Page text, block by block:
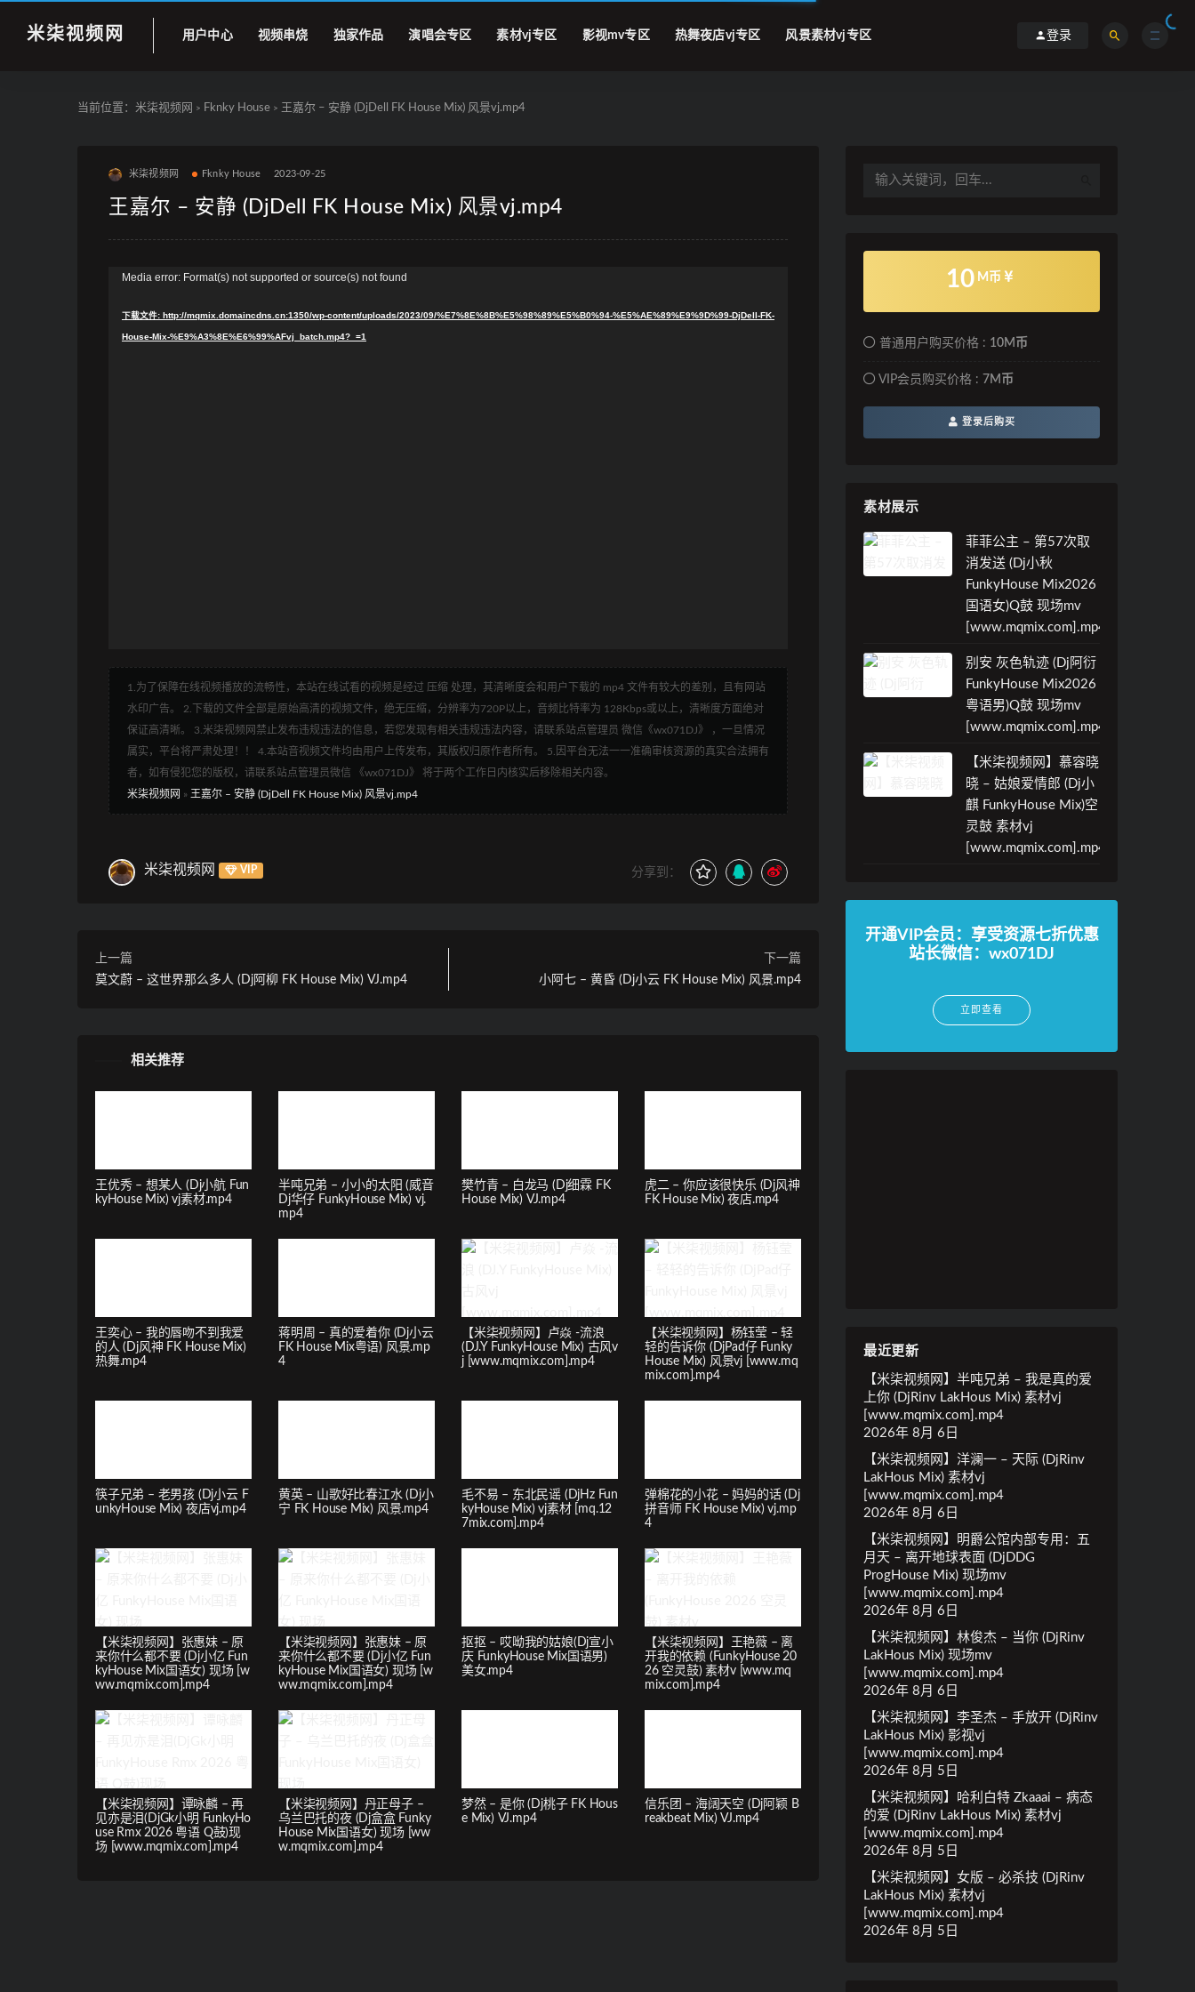
米柒视频网 用户中心 视频串烧 独家作品 演唱会专区 素材vj专区 影视mv专区 热舞夜店vj专区 风景素材vj专区 登录
当前位置： 米柒视频网 > Fknky House > 王嘉尔 – 安静 (DjDell FK House Mix) 风景vj.mp4
米柒视频网 Fknky House 2023-09-25
王嘉尔 – 安静 (DjDell FK House Mix) 风景vj.mp4
Media error: Format(s) not supported or source(s) not found
下载文件: http://mqmix.domaincdns.cn:1350/wp-content/uploads/2023/09/%E7%8E%8B%E5%98%89%E5%B0%94-%E5%AE%89%E9%9D%99-DjDell-FK-
House-Mix-%E9%A3%8E%E6%99%AFvj_batch.mp4?_=1
1.为了保障在线视频播放的流畅性，本站在线试看的视频是经过 压缩 处理，其清晰度会和用户下载的 mp4 文件有较大的差别，且有网站
水印广告。 2.下载的文件全部是原始高清的视频文件，绝无压缩，分辨率为720P以上，音频比特率为 128Kbps或以上，清晰度方面绝对
保证高清晰。 3.米柒视频网禁止发布违规违法的信息，若您发现有相关违规违法内容，请联系站点管理员 微信《wx071DJ》 ，一旦情况
属实，平台将严肃处理！！ 4.本站音视频文件均由用户上传发布，其版权归原作者所有。 5.因平台无法一一准确审核资源的真实合法拥有
者，如有侵犯您的版权，请联系站点管理员微信 《wx071DJ》 将于两个工作日内核实后移除相关内容。
米柒视频网 » 王嘉尔 – 安静 (DjDell FK House Mix) 风景vj.mp4
米柒视频网 VIP 分享到：
上一篇
莫文蔚 – 这世界那么多人 (Dj阿柳 FK House Mix) VJ.mp4
下一篇
小阿七 – 黄昏 (Dj小云 FK House Mix) 风景.mp4
相关推荐
王优秀 – 想某人 (Dj小航 Fun
kyHouse Mix) vj素材.mp4
半吨兄弟 – 小小的太阳 (威音
Dj华仔 FunkyHouse Mix) vj.
mp4
樊竹青 – 白龙马 (Dj细霖 FK
House Mix) VJ.mp4
虎二 – 你应该很快乐 (Dj风神
FK House Mix) 夜店.mp4
王奕心 – 我的唇吻不到我爱
的人 (Dj风神 FK House Mix)
热舞.mp4
蒋明周 – 真的爱着你 (Dj小云
FK House Mix粤语) 风景.mp
4
【米柒视频网】卢焱 -流浪
(DJ.Y FunkyHouse Mix) 古风v
j [www.mqmix.com].mp4
【米柒视频网】杨钰莹 – 轻
轻的告诉你 (DjPad仔 Funky
House Mix) 风景vj [www.mq
mix.com].mp4
筷子兄弟 – 老男孩 (Dj小云 F
unkyHouse Mix) 夜店vj.mp4
黄英 – 山歌好比春江水 (Dj小
宁 FK House Mix) 风景.mp4
毛不易 – 东北民谣 (DjHz Fun
kyHouse Mix) vj素材 [mq.12
7mix.com].mp4
弹棉花的小花 – 妈妈的话 (Dj
拼音师 FK House Mix) vj.mp
4
【米柒视频网】张惠妹 – 原
来你什么都不要 (Dj小亿 Fun
kyHouse Mix国语女) 现场 [w
ww.mqmix.com].mp4
【米柒视频网】张惠妹 – 原
来你什么都不要 (Dj小亿 Fun
kyHouse Mix国语女) 现场 [w
ww.mqmix.com].mp4
抠抠 – 哎呦我的姑娘(Dj宣小
庆 FunkyHouse Mix国语男)
美女.mp4
【米柒视频网】王艳薇 – 离
开我的依赖 (FunkyHouse 20
26 空灵鼓) 素材v [www.mq
mix.com].mp4
【米柒视频网】谭咏麟 – 再
见亦是泪(DjGk小明 FunkyHo
use Rmx 2026 粤语 Q鼓)现
场 [www.mqmix.com].mp4
【米柒视频网】丹正母子 –
乌兰巴托的夜 (Dj盒盒 Funky
House Mix国语女) 现场 [ww
w.mqmix.com].mp4
梦然 – 是你 (Dj桃子 FK Hous
e Mix) VJ.mp4
信乐团 – 海阔天空 (Dj阿颖 B
reakbeat Mix) VJ.mp4
10 M币
普通用户购买价格 : 10M币
VIP会员购买价格 : 7M币
登录后购买
素材展示
菲菲公主 – 第57次取
消发送 (Dj小秋
FunkyHouse Mix2026
国语女)Q鼓 现场mv
[www.mqmix.com].mp4
别安 灰色轨迹 (Dj阿衍
FunkyHouse Mix2026
粤语男)Q鼓 现场mv
[www.mqmix.com].mp4
【米柒视频网】慕容晓
晓 – 姑娘爱情郎 (Dj小
麒 FunkyHouse Mix)空
灵鼓 素材vj
[www.mqmix.com].mp4
开通VIP会员：享受资源七折优惠
站长微信：wx071DJ
立即查看
最近更新
【米柒视频网】半吨兄弟 – 我是真的爱
上你 (DjRinv LakHous Mix) 素材vj
[www.mqmix.com].mp4
2026年 8月 6日
【米柒视频网】洋澜一 – 天际 (DjRinv
LakHous Mix) 素材vj
[www.mqmix.com].mp4
2026年 8月 6日
【米柒视频网】明爵公馆内部专用：五
月天 – 离开地球表面 (DjDDG
ProgHouse Mix) 现场mv
[www.mqmix.com].mp4
2026年 8月 6日
【米柒视频网】林俊杰 – 当你 (DjRinv
LakHous Mix) 现场mv
[www.mqmix.com].mp4
2026年 8月 6日
【米柒视频网】李圣杰 – 手放开 (DjRinv
LakHous Mix) 影视vj
[www.mqmix.com].mp4
2026年 8月 5日
【米柒视频网】哈利白特 Zkaaai – 病态
的爱 (DjRinv LakHous Mix) 素材vj
[www.mqmix.com].mp4
2026年 8月 5日
【米柒视频网】女版 – 必杀技 (DjRinv
LakHous Mix) 素材vj
[www.mqmix.com].mp4
2026年 8月 5日